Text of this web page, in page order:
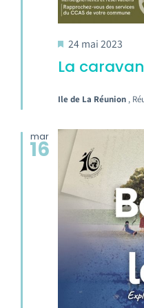
24 mai 2023
La
Ile de La Réunion ,
mar
16